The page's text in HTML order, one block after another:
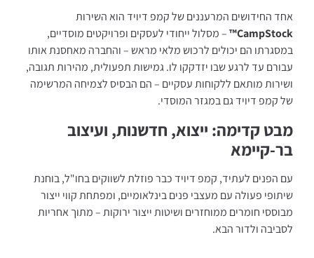
אחד החידושים המרעננים של קמפ דיויד הוא השירות
CampStock™
– מסלול ייחודי לעסקים ופרויקטים מוסדיים,
במסגרתו הם יכולים לרכוש מלאי מראש – והחברה מאחסנת אותו
עבורם עד לרגע שבו יזדקקו לו. גמישות תפעולית, מהירות תגובה,
ושירות מותאם ללקוחות עסקיים – הם הבסיס לצמיחה המרשימה
של קמפ דיויד גם במגזר המוסדי.
מבט קדימה: ייצוא, חדשנות, ועיצוב
בר-קיימא
עם הפנים לעתיד, קמפ דיויד כבר פוזלת לשווקים בחו"ל, בוחנת
שיתופי פעולה עם מעצבי פנים בינלאומיים, ומפתחת קווי ייצור
מבוססי חומרים ממוחזרים ושיטות ייצור ירוקות – מתוך אחריות
לסביבה ולדור הבא.